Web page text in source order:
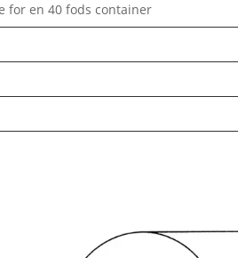
for en 40 fods container